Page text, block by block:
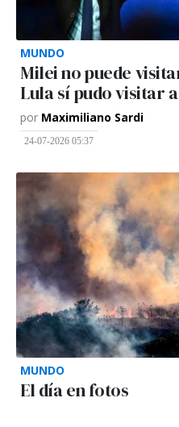
MUNDO
Milei no puede
Lula sí pudo visitar
por Maximiliano Sardi
24-07-2026 05:37
MUNDO
El día en fotos